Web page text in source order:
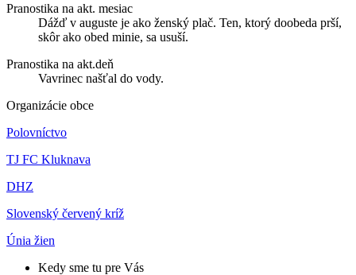
Pranostika na akt. mesiac
Dážď v auguste je ako ženský plač. Ten, ktorý doobeda prší,
skôr ako obed minie, sa usuší.
Pranostika na akt.deň
Vavrinec našťal do vody.
Organizácie obce
Polovníctvo
TJ FC Kluknava
DHZ
Slovenský červený kríž
Únia žien
Kedy sme tu pre Vás